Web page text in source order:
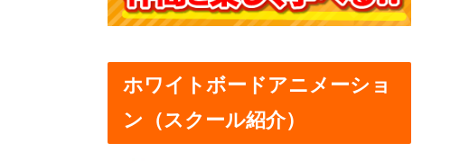
ホワイトボードアニメーショ
ン（スクール紹介）